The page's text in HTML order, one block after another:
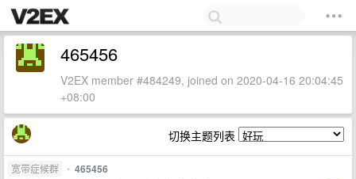
465456
V2EX member #484249, joined on 2020-04-16 20:04:45
+08:00
切换主题列表
宽带症候群 • 465456